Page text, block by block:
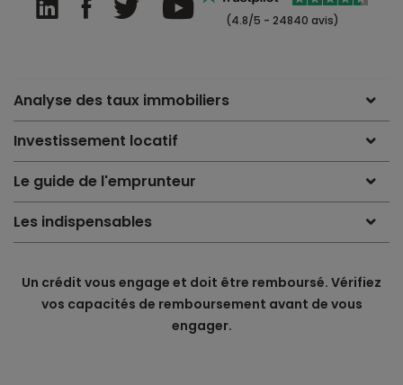
(4.8/5 - 24840 avis)
Analyse des taux immobiliers
Investissement locatif
Le guide de l'emprunteur
Les indispensables
Un crédit vous engage et doit être remboursé. Vérifiez
vos capacités de remboursement avant de vous
engager.